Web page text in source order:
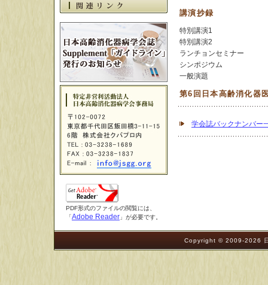
PDF形式のファイルの閲覧には、
「Adobe Reader 」が必要です。
講演抄録
特別講演1
特別講演2
ランチョンセミナー
シンポジウム
一般演題
第6回日本高齢消化器
学会誌バックナンバー
Copyright © 2009-2026